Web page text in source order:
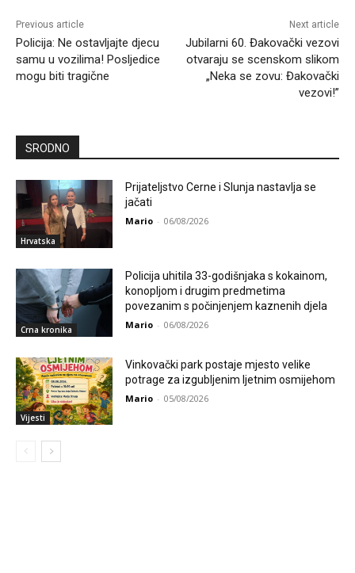
Previous article
Policija: Ne ostavljajte djecu
samu u vozilima! Posljedice
mogu biti tragične
Next article
Jubilarni 60. Đakovački vezovi
otvaraju se scenskom slikom
„Neka se zovu: Đakovački
vezovi!”
SRODNO
Hrvatska
Prijateljstvo Cerne i Slunja nastavlja se
jačati
Mario - 06/08/2026
Crna kronika
Policija uhitila 33-godišnjaka s kokainom,
konopljom i drugim predmetima
povezanim s počinjenjem kaznenih djela
Mario - 06/08/2026
Vijesti
Vinkovački park postaje mjesto velike
potrage za izgubljenim ljetnim osmijehom
Mario - 05/08/2026